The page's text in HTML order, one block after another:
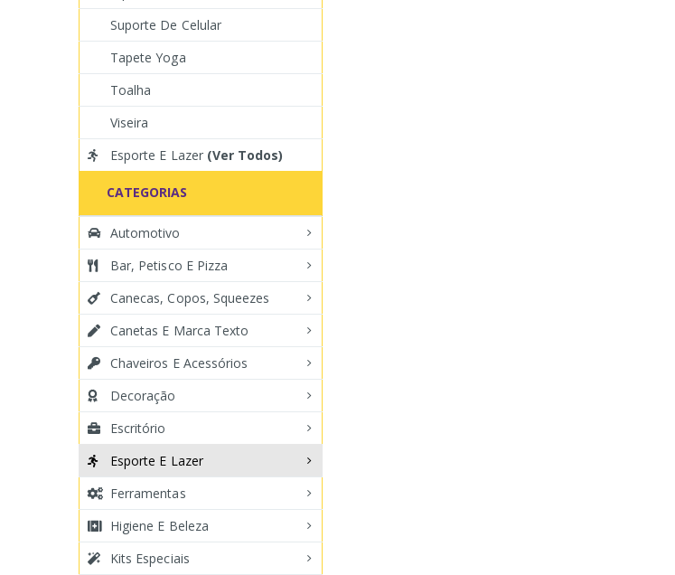
Suporte De Celular
Tapete Yoga
Toalha
Viseira
Esporte E Lazer (Ver Todos)
CATEGORIAS
Automotivo
Bar, Petisco E Pizza
Canecas, Copos, Squeezes
Canetas E Marca Texto
Chaveiros E Acessórios
Decoração
Escritório
Esporte E Lazer
Ferramentas
Higiene E Beleza
Kits Especiais